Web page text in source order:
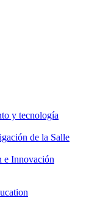
y tecnología
de la Salle
e Innovación